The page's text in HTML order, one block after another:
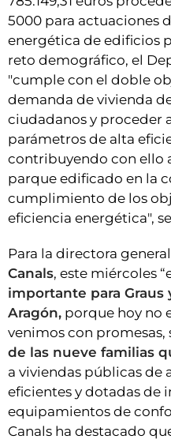
5000 para actuaciones
energética de edificios
reto demográfico, el
"cumple con el doble
demanda de vivienda
ciudadanos y proceder
parámetros de alta
contribuyendo con ello
parque edificado en la
cumplimiento de los
eficiencia energética",
Para la directora
Canals, este miércoles
importante para Graus
Aragón, porque hoy no
venimos con promesas,
de las nueve familias
a viviendas públicas de
eficientes y dotadas de
equipamientos de
Canals ha destacado